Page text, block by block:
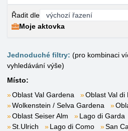
Řadit dle
Moje aktovka
Jednoduché filtry: (pro kombinaci
vyhledávání výše)
Místo:
Oblast Val Gardena
Oblast Val di
Wolkenstein / Selva Gardena
Oblast Seiser Alm
Lago di Garda
St.Ulrich
Lago di Como San